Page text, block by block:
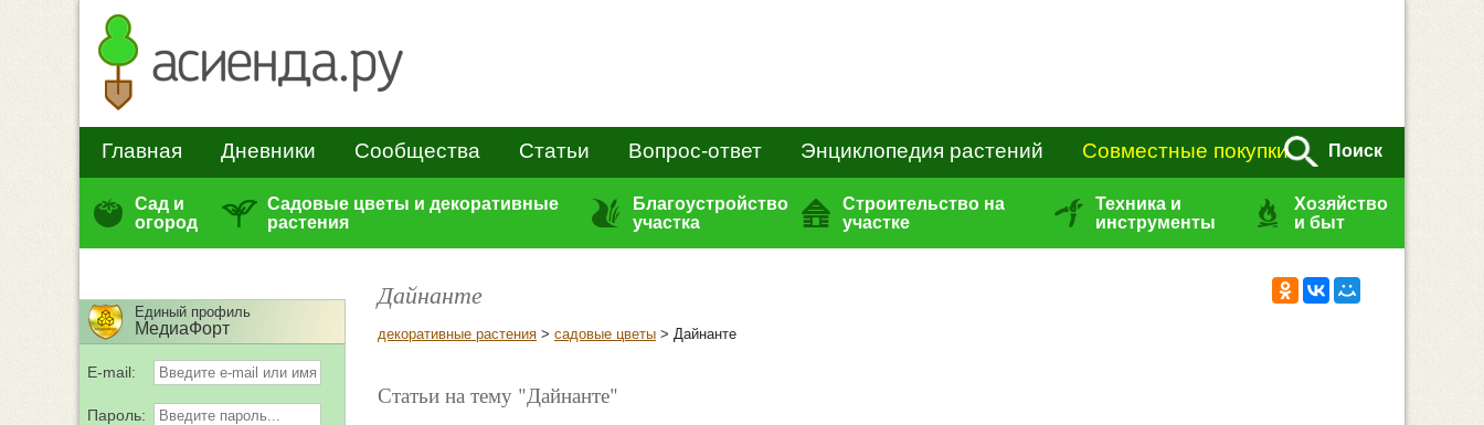
Главная Дневники Сообщества Статьи Вопрос-ответ Энциклопедия растений Совместные покупки Поиск
Сад и
огород
Садовые цветы и декоративные
растения
Благоустройство
участка
Строительство на
участке
Техника и
инструменты
Хозяйство
и быт
Дайнанте
декоративные растения > садовые цветы > Дайнанте
Статьи на тему "Дайнанте"
Единый профиль
МедиаФорт
E-mail:
Пароль: